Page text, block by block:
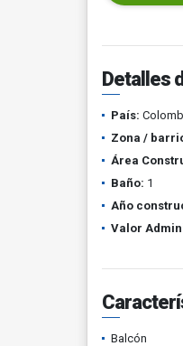
Detalles
País:
Zona /
Área
Baño: 1
Año
Valor
Balcón